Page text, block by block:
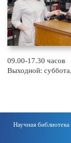
09.00-17.30 часов
Выходной:
Научная